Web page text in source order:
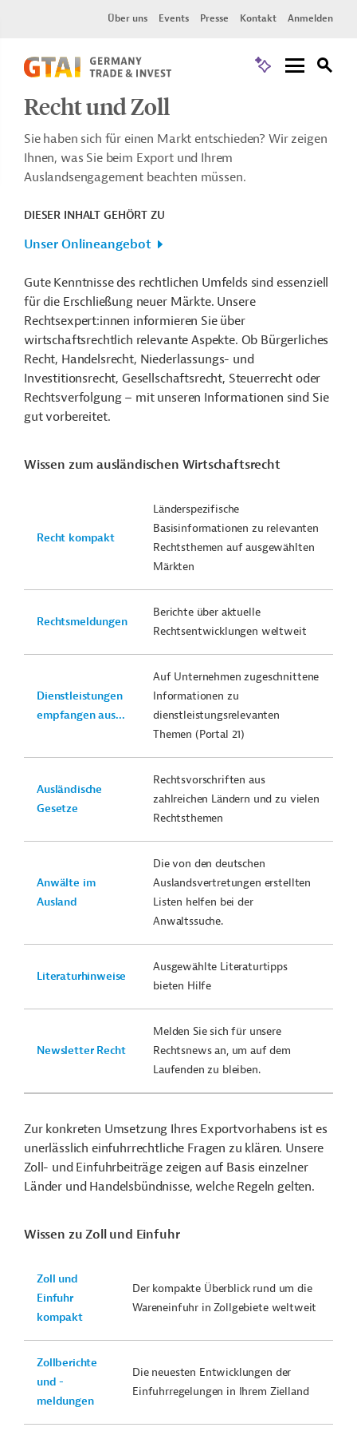
Über uns Events Presse Kontakt Anmelden
Recht und Zoll
Sie haben sich für einen Markt entschieden? Wir zeigen
Ihnen, was Sie beim Export und Ihrem
Auslandsengagement beachten müssen.
DIESER INHALT GEHÖRT ZU
Unser Onlineangebot
Gute Kenntnisse des rechtlichen Umfelds sind essenziell
für die Erschließung neuer Märkte. Unsere
Rechtsexpert:innen informieren Sie über
wirtschaftsrechtlich relevante Aspekte. Ob Bürgerliches
Recht, Handelsrecht, Niederlassungs- und
Investitionsrecht, Gesellschaftsrecht, Steuerrecht oder
Rechtsverfolgung – mit unseren Informationen sind Sie
gut vorbereitet.
Wissen zum ausländischen Wirtschaftsrecht
Recht kompakt
Länderspezifische
Basisinformationen zu relevanten
Rechtsthemen auf ausgewählten
Märkten
Rechtsmeldungen
Berichte über aktuelle
Rechtsentwicklungen weltweit
Dienstleistungen
empfangen aus...
Auf Unternehmen zugeschnittene
Informationen zu
dienstleistungsrelevanten
Themen (Portal 21)
Ausländische
Gesetze
Rechtsvorschriften aus
zahlreichen Ländern und zu vielen
Rechtsthemen
Anwälte im
Ausland
Die von den deutschen
Auslandsvertretungen erstellten
Listen helfen bei der
Anwaltssuche.
Literaturhinweise
Ausgewählte Literaturtipps
bieten Hilfe
Newsletter Recht
Melden Sie sich für unsere
Rechtsnews an, um auf dem
Laufenden zu bleiben.
Zur konkreten Umsetzung Ihres Exportvorhabens ist es
unerlässlich einfuhrrechtliche Fragen zu klären. Unsere
Zoll- und Einfuhrbeiträge zeigen auf Basis einzelner
Länder und Handelsbündnisse, welche Regeln gelten.
Wissen zu Zoll und Einfuhr
Zoll und
Einfuhr
kompakt
Der kompakte Überblick rund um die
Wareneinfuhr in Zollgebiete weltweit
Zollberichte
und -
meldungen
Die neuesten Entwicklungen der
Einfuhrregelungen in Ihrem Zielland